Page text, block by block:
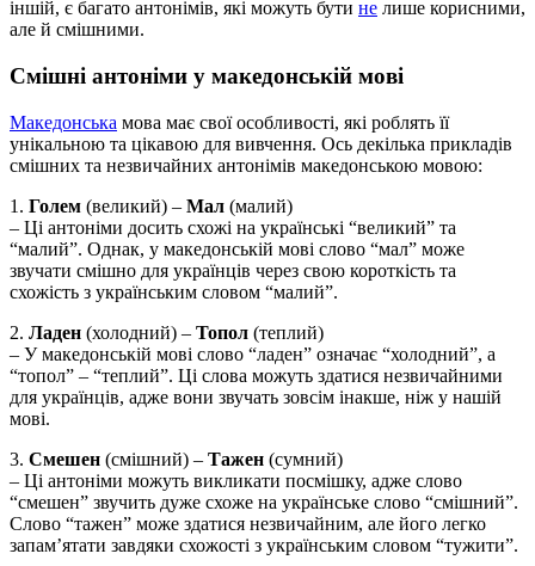
іншій, є багато антонімів, які можуть бути не лише корисними,
але й смішними.
Смішні антоніми у македонській мові
Македонська мова має свої особливості, які роблять її
унікальною та цікавою для вивчення. Ось декілька прикладів
смішних та незвичайних антонімів македонською мовою:
1. Голем (великий) – Мал (малий)
– Ці антоніми досить схожі на українські “великий” та
“малий”. Однак, у македонській мові слово “мал” може
звучати смішно для українців через свою короткість та
схожість з українським словом “малий”.
2. Ладен (холодний) – Топол (теплий)
– У македонській мові слово “ладен” означає “холодний”, а
“топол” – “теплий”. Ці слова можуть здатися незвичайними
для українців, адже вони звучать зовсім інакше, ніж у нашій
мові.
3. Смешен (смішний) – Тажен (сумний)
– Ці антоніми можуть викликати посмішку, адже слово
“смешен” звучить дуже схоже на українське слово “смішний”.
Слово “тажен” може здатися незвичайним, але його легко
запам’ятати завдяки схожості з українським словом “тужити”.